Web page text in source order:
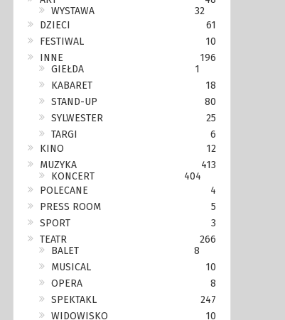
WYSTAWA
32
DZIECI
61
FESTIWAL
10
INNE
196
GIEŁDA
1
KABARET
18
STAND-UP
80
SYLWESTER
25
TARGI
6
KINO
12
MUZYKA
413
KONCERT
404
POLECANE
4
PRESS ROOM
5
SPORT
3
TEATR
266
BALET
8
MUSICAL
10
OPERA
8
SPEKTAKL
247
WIDOWISKO
10